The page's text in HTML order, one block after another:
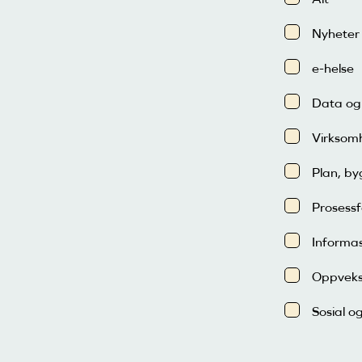
Nyheter
e-helse
Data
Plan,
Sosial